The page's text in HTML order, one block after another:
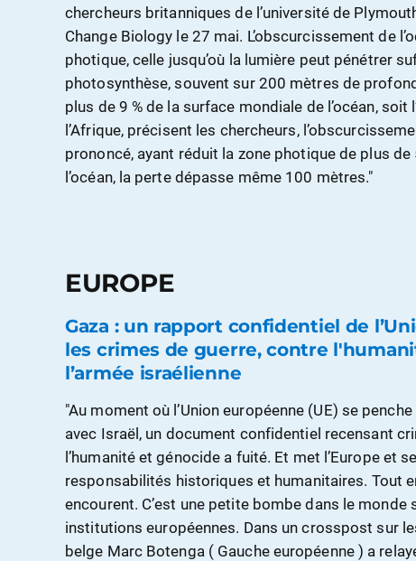
chercheurs britanniques de l’université de
Change Biology le 27 mai. L’obscurcissement de
photique, celle jusqu’où la lumière peut pénétrer
photosynthèse, souvent sur 200 mètres de
plus de 9 % de la surface mondiale de l’océan, soit
l’Afrique, précisent les chercheurs,
prononcé, ayant réduit la zone photique de plus
l’océan, la perte dépasse même 100 mètres."
EUROPE
Gaza : un rapport confidentiel de
les crimes de guerre, contre
l’armée israélienne
"Au moment où l’Union européenne (UE) se
avec Israël, un document confidentiel recensant
l’humanité et génocide a fuité. Et met l’Europe et
responsabilités historiques et humanitaires. Tout
encourent. C’est une petite bombe dans le
institutions européennes. Dans un crosspost sur
belge Marc Botenga ( Gauche européenne ) a